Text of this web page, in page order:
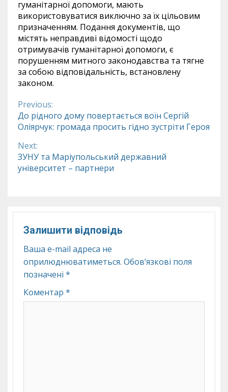
гуманітарної допомоги, мають
використовуватися виключно за їх цільовим
призначенням. Подання документів, що
містять неправдиві відомості щодо
отримувачів гуманітарної допомоги, є
порушенням митного законодавства та тягне
за собою відповідальність, встановлену
законом.
Continue
Reading
Previous:
До рідного дому повертається воїн Сергій
Оліярчук: громада просить гідно зустріти Героя
Next:
ЗУНУ та Маріупольський державний
університет – партнери
Залишити відповідь
Ваша e-mail адреса не
оприлюднюватиметься. Обов’язкові поля
позначені *
Коментар *